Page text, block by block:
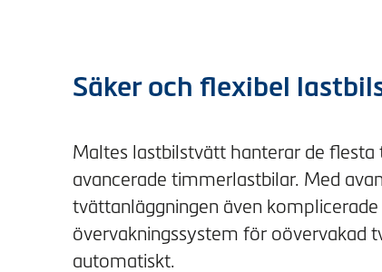
Säker och flexibel
Maltes lastbilstvätt hanterar de flesta
avancerade timmerlastbilar. Med
tvättanläggningen även
övervakningssystem för oövervakad
automatiskt.